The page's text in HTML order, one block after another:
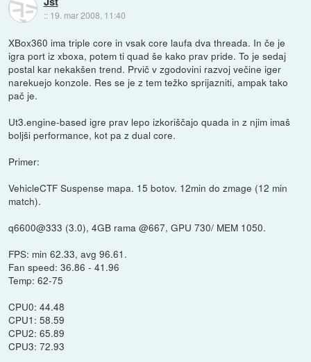
:: 19. mar 2008, 11:40
XBox360 ima triple core in vsak core laufa dva threada. In če je
igra port iz xboxa, potem ti quad še kako prav pride. To je sedaj
postal kar nekakšen trend. Prvič v zgodovini razvoj večine iger
narekuejo konzole. Res se je z tem težko sprijazniti, ampak tako
pač je.
Ut3.engine-based igre prav lepo izkoriščajo quada in z njim imaš
boljši performance, kot pa z dual core.
Primer:
VehicleCTF Suspense mapa. 15 botov. 12min do zmage (12 min
match).
q6600@333 (3.0), 4GB rama @667, GPU 730/ MEM 1050.
FPS: min 62.33, avg 96.61.
Fan speed: 36.86 - 41.96
Temp: 62-75
CPU0: 44.48
CPU1: 58.59
CPU2: 65.89
CPU3: 72.93